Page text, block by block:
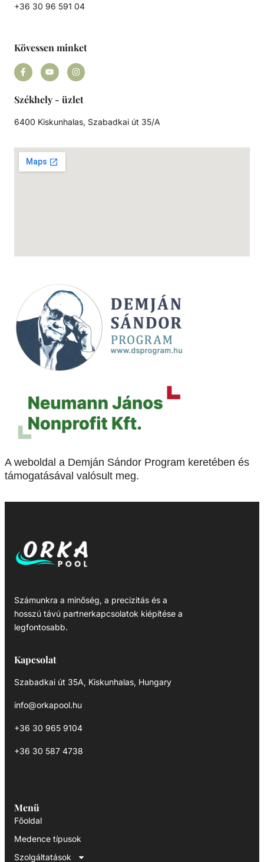
+36 30 96 591 04
Kövessen minket
Székhely - üzlet
6400 Kiskunhalas, Szabadkai út 35/A
A weboldal a Demján Sándor Program keretében és
támogatásával valósult meg.
Számunkra a minőség, a precizitás és a
hosszú távú partnerkapcsolatok kiépítése a
legfontosabb.
Kapcsolat
Szabadkai út 35A, Kiskunhalas, Hungary
info@orkapool.hu
+36 30 965 9104
+36 30 587 4738
Menü
Főoldal
Medence típusok
Szolgáltatások